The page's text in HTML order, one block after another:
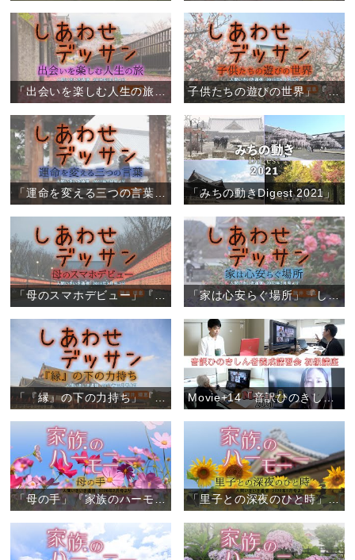
子供たちの遊びの世界」『しあわせデッサン』（5）
「運命を変える三つの言葉」『しあわせデッサン』（4） 「みちの動きDigest 2021」
「母のスマホデビュー」『しあわせデッサン』（3） 「家は心安らぐ場所」『しあわせデッサン』（2）
Movie+14「音訳ひのきしん者養成講習会 初級講座（オンライン）」
「母の手」『家族のハーモニー』（6） 「里子との深夜のひと時」『家族のハーモニー』（5）